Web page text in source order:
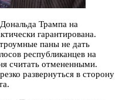
Трампа на
гарантирована.
паны не дать
республиканцев на
считать отмененными.
развернуться в сторону